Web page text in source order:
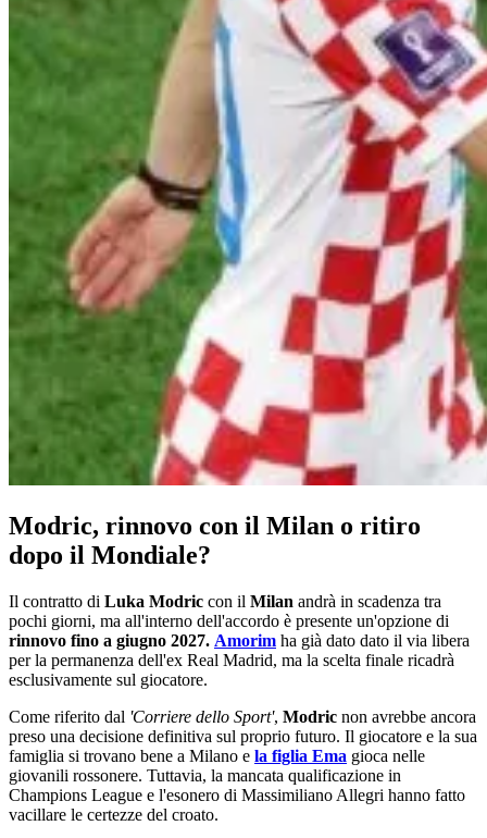
Modric, rinnovo con il Milan o ritiro
dopo il Mondiale?
Il contratto di Luka Modric con il Milan andrà in scadenza tra
pochi giorni, ma all'interno dell'accordo è presente un'opzione di
rinnovo fino a giugno 2027. Amorim ha già dato dato il via libera
per la permanenza dell'ex Real Madrid, ma la scelta finale ricadrà
esclusivamente sul giocatore.
Come riferito dal 'Corriere dello Sport', Modric non avrebbe ancora
preso una decisione definitiva sul proprio futuro. Il giocatore e la sua
famiglia si trovano bene a Milano e la figlia Ema gioca nelle
giovanili rossonere. Tuttavia, la mancata qualificazione in
Champions League e l'esonero di Massimiliano Allegri hanno fatto
vacillare le certezze del croato.